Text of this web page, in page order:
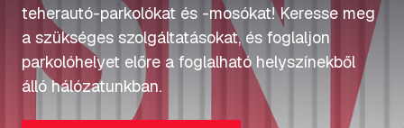
teherautó-parkolókat és -mosókat! Keresse meg
a szükséges szolgáltatásokat, és foglaljon
parkolóhelyet előre a foglalható helyszínekből
álló hálózatunkban.